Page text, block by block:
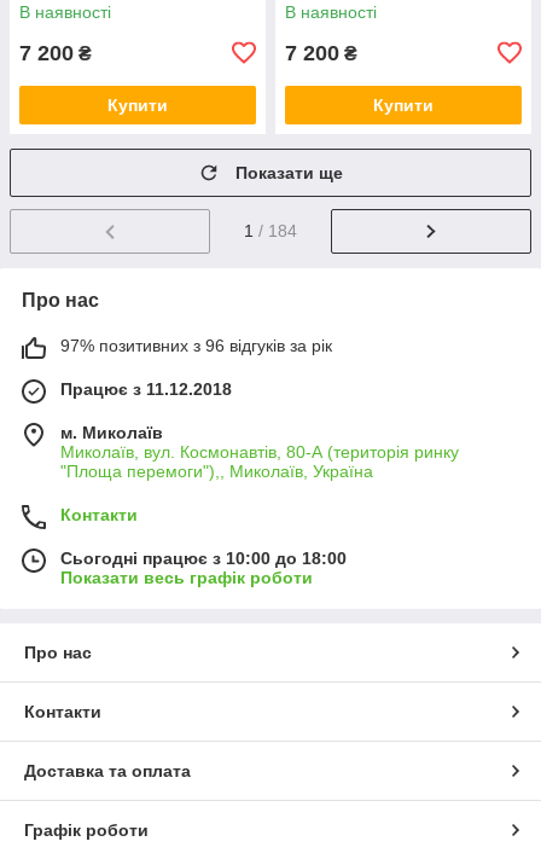
В наявності
7 200 ₴
Купити
В наявності
7 200 ₴
Купити
Показати ще
1 / 184
Про нас
97% позитивних з 96 відгуків за рік
Працює з 11.12.2018
м. Миколаїв
Миколаїв, вул. Космонавтів, 80-А (територія ринку
"Площа перемоги"),, Миколаїв, Україна
Контакти
Сьогодні працює з 10:00 до 18:00
Показати весь графік роботи
Про нас
Контакти
Доставка та оплата
Графік роботи